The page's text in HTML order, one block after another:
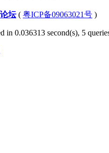
坛( 粤ICP备09063021号 )
in 0.036313 second(s), 5